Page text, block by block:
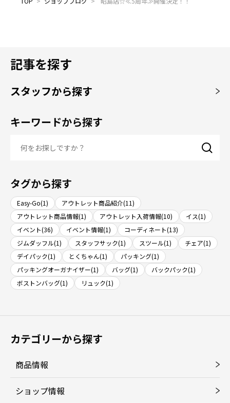
記事を探す
スタッフから探す
キーワードから探す
タグから探す
Easy-Go(1)
アウトレット商品紹介(11)
アウトレット商品情報(1)
アウトレット入荷情報(10)
イス(1)
イベント(36)
イベント情報(1)
コーディネート(13)
ジムダッフル(1)
スタッフサック(1) スツール(1)
チェア(1)
デイパック(1)
とくちゃん(1)
パッキング(1)
パッキングオーガナイザー(1)
バッグ(1)
バックパック(1)
ボストンバッグ(1)
リュック(1)
カテゴリーから探す
商品情報
ショップ情報